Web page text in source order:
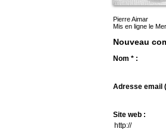
Pierre Aimar
Mis en ligne le
Nouveau
Nom * :
Adresse email
Site web :